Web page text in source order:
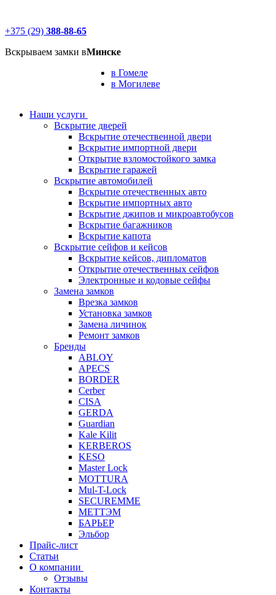
+375 (29) 388-88-65
Вскрываем замки вМинске
в Гомеле
в Могилеве
Наши услуги
Вскрытие дверей
Вскрытие отечественной двери
Вскрытие импортной двери
Открытие взломостойкого замка
Вскрытие гаражей
Вскрытие автомобилей
Вскрытие отечественных авто
Вскрытие импортных авто
Вскрытие джипов и микроавтобусов
Вскрытие багажников
Вскрытие капота
Вскрытие сейфов и кейсов
Вскрытие кейсов, дипломатов
Открытие отечественных сейфов
Электронные и кодовые сейфы
Замена замков
Врезка замков
Установка замков
Замена личинок
Ремонт замков
Бренды
ABLOY
APECS
BORDER
Cerber
CISA
GERDA
Guardian
Kale Kilit
KERBEROS
KESO
Master Lock
MOTTURA
Mul-T-Lock
SECUREMME
МЕТТЭМ
БАРЬЕР
Эльбор
Прайс-лист
Статьи
О компании
Отзывы
Контакты